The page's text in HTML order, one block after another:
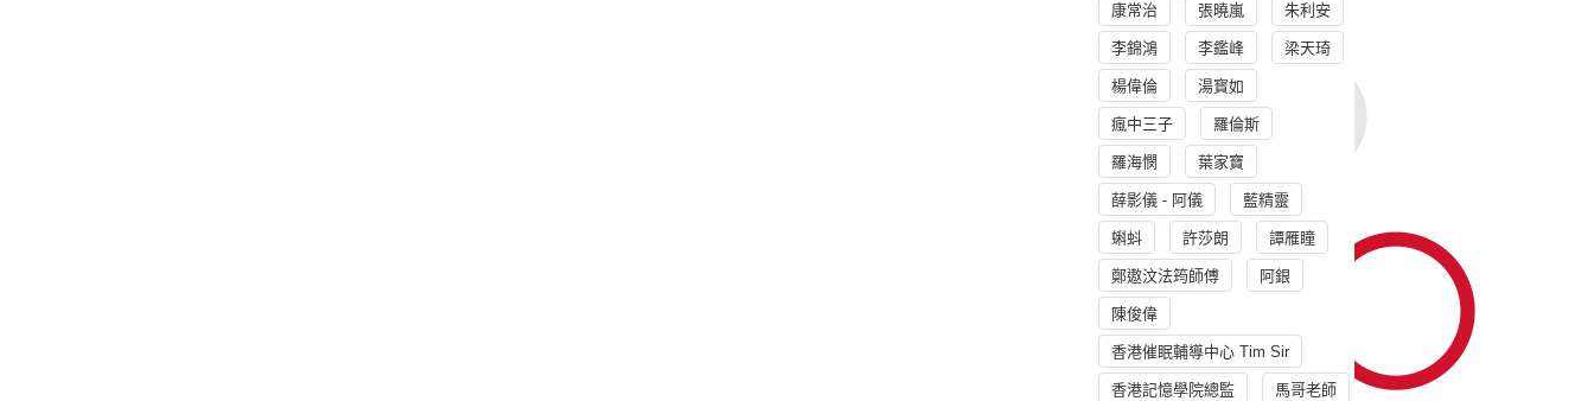
康常治 張曉嵐 朱利安
李錦鴻 李鑑峰 梁天琦
楊偉倫 湯寳如
瘋中三子 羅倫斯
羅海憫 葉家寶
薛影儀 - 阿儀 藍精靈
蝌蚪 許莎朗 譚雁瞳
鄭遨汶法筠師傅 阿銀
陳俊偉
香港催眠輔導中心 Tim Sir
香港記憶學院總監 馬哥老師